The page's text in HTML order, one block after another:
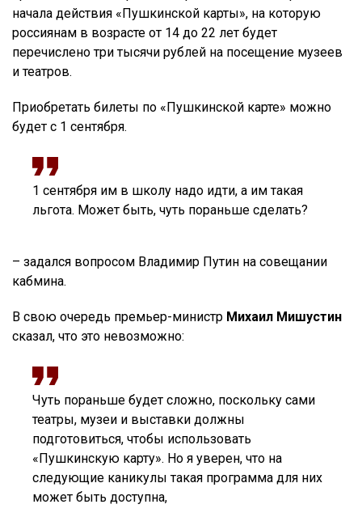
начала действия «Пушкинской карты», на которую
россиянам в возрасте от 14 до 22 лет будет
перечислено три тысячи рублей на посещение музеев
и театров.
Приобретать билеты по «Пушкинской карте» можно
будет с 1 сентября.
1 сентября им в школу надо идти, а им такая
льгота. Может быть, чуть пораньше сделать?
– задался вопросом Владимир Путин на совещании
кабмина.
В свою очередь премьер-министр Михаил Мишустин
сказал, что это невозможно:
Чуть пораньше будет сложно, поскольку сами
театры, музеи и выставки должны
подготовиться, чтобы использовать
«Пушкинскую карту». Но я уверен, что на
следующие каникулы такая программа для них
может быть доступна,